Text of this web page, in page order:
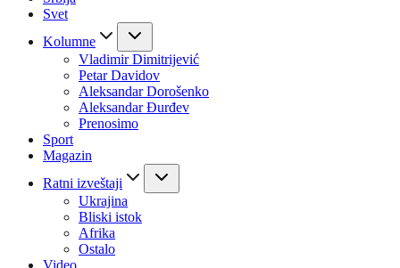
Svet
Kolumne
Vladimir Dimitrijević
Petar Davidov
Aleksandar Dorošenko
Aleksandar Đurđev
Prenosimo
Sport
Magazin
Ratni izveštaji
Ukrajina
Bliski istok
Afrika
Ostalo
Video